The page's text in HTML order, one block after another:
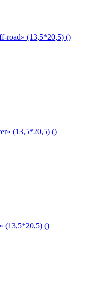
road» (13,5*20,5) ()
(13,5*20,5) ()
(13,5*20,5) ()